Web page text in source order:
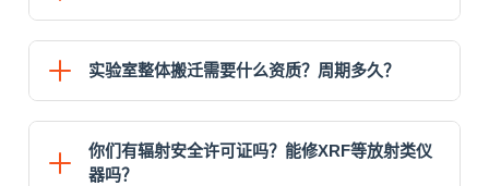
根据仪器类型、品牌型号、服务内容不同报价有所差
实验室整体搬迁需要什么资质？周期多久？
资质等专业资质，天亿技术持有上述全部资质。搬迁周
期根据仪器数量和场地距离而定：小型实验室（10台以
你们有辐射安全许可证吗？能修XRF等放射类仪
器吗？